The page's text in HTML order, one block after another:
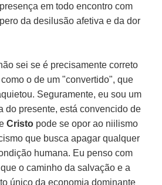
em todo encontro com
da desilusão afetiva e da dor
sei se é precisamente correto
o de um "convertido", que
Seguramente, eu sou um
do presente, está convencido de
Cristo pode se opor ao niilismo
que busca apagar qualquer
humana. Eu penso com
o caminho da salvação e a
único da economia dominante